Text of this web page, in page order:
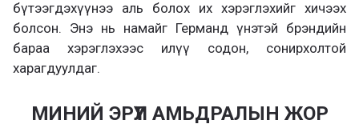
бүтээгдэхүүнээ аль болох их хэрэглэхийг хичээх
болсон. Энэ нь намайг Германд үнэтэй брэндийн
бараа хэрэглэхээс илүү содон, сонирхолтой
харагдуулдаг.
МИНИЙ ЭРҮҮЛ АМЬДРАЛЫН ЖОР